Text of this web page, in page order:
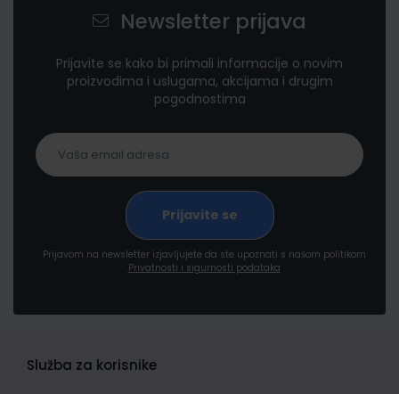
Newsletter prijava
Prijavite se kako bi primali informacije o novim
proizvodima i uslugama, akcijama i drugim
pogodnostima
Prijavom na newsletter izjavljujete da ste upoznati s našom politikom
Privatnosti i sigurnosti podataka
Služba za korisnike